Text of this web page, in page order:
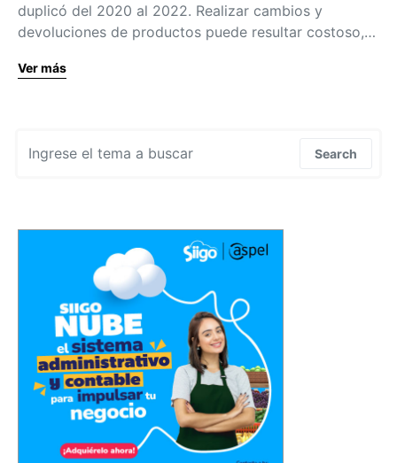
duplicó del 2020 al 2022. Realizar cambios y
devoluciones de productos puede resultar costoso,…
Ver más
Search